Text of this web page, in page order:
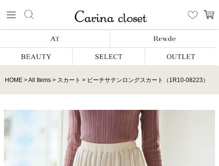
HOME All Items スカート ピーチサテンロングスカート（1R10-08223）